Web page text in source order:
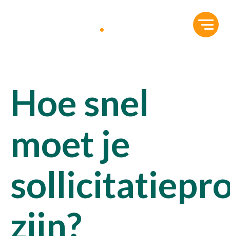
Hoe snel
moet je
zijn?